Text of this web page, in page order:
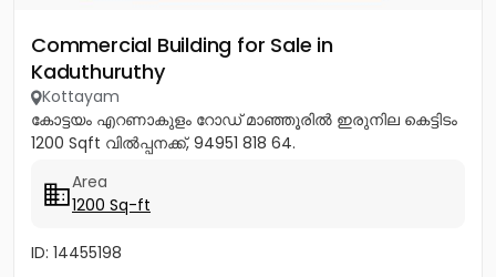
Commercial Building for Sale in
Kaduthuruthy
Kottayam
കോട്ടയം എറണാകുളം റോഡ് മാഞ്ഞൂരിൽ ഇരുനില കെട്ടിടം
1200 Sqft വിൽപ്പനക്ക്, 94951 818 64.
Area
1200 Sq-ft
ID: 14455198